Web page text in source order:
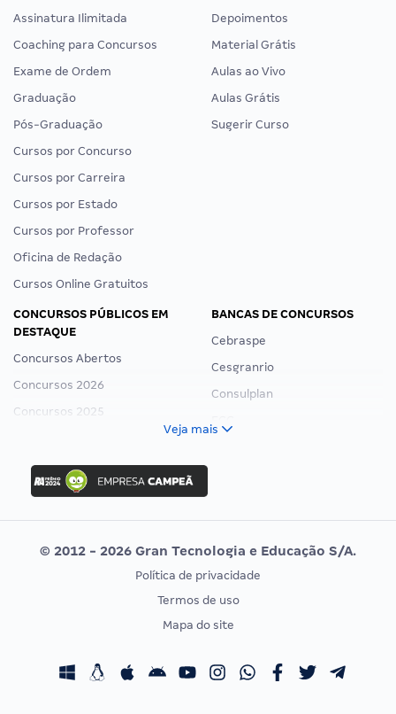
Assinatura Ilimitada
Coaching para Concursos
Exame de Ordem
Graduação
Pós-Graduação
Cursos por Concurso
Cursos por Carreira
Cursos por Estado
Cursos por Professor
Oficina de Redação
Cursos Online Gratuitos
Depoimentos
Material Grátis
Aulas ao Vivo
Aulas Grátis
Sugerir Curso
CONCURSOS PÚBLICOS EM
DESTAQUE
Concursos Abertos
Concursos 2026
Concursos 2025
Concurso Ibama
Concurso MPU
Editais publicados
BANCAS DE CONCURSOS
Cebraspe
Cesgranrio
Consulplan
Vunesp
CONCURSOS POR PROFISSÃO
Concursos Fiscais
EXAME DE ORDEM
Calendário OAB
Veja mais
© 2012 - 2026 Gran Tecnologia e Educação S/A.
Política de privacidade
Termos de uso
Mapa do site